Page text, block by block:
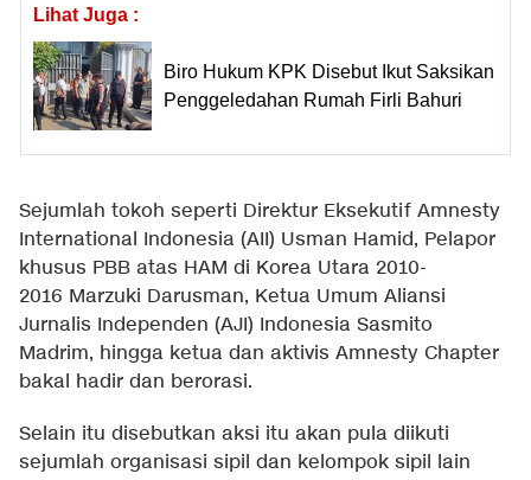
Lihat Juga :
Biro Hukum KPK Disebut Ikut Saksikan
Penggeledahan Rumah Firli Bahuri
Sejumlah tokoh seperti Direktur Eksekutif Amnesty
International Indonesia (AII) Usman Hamid, Pelapor
khusus PBB atas HAM di Korea Utara 2010-
2016 Marzuki Darusman, Ketua Umum Aliansi
Jurnalis Independen (AJI) Indonesia Sasmito
Madrim, hingga ketua dan aktivis Amnesty Chapter
bakal hadir dan berorasi.
Selain itu disebutkan aksi itu akan pula diikuti
sejumlah organisasi sipil dan kelompok sipil lain